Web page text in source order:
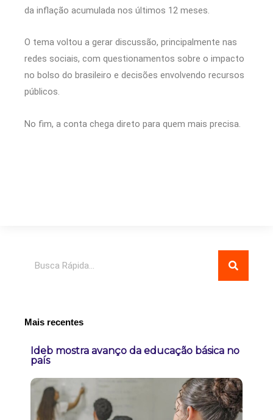
da inflação acumulada nos últimos 12 meses.
O tema voltou a gerar discussão, principalmente nas
redes sociais, com questionamentos sobre o impacto
no bolso do brasileiro e decisões envolvendo recursos
públicos.
No fim, a conta chega direto para quem mais precisa.
Mais recentes
Ideb mostra avanço da educação básica no
país